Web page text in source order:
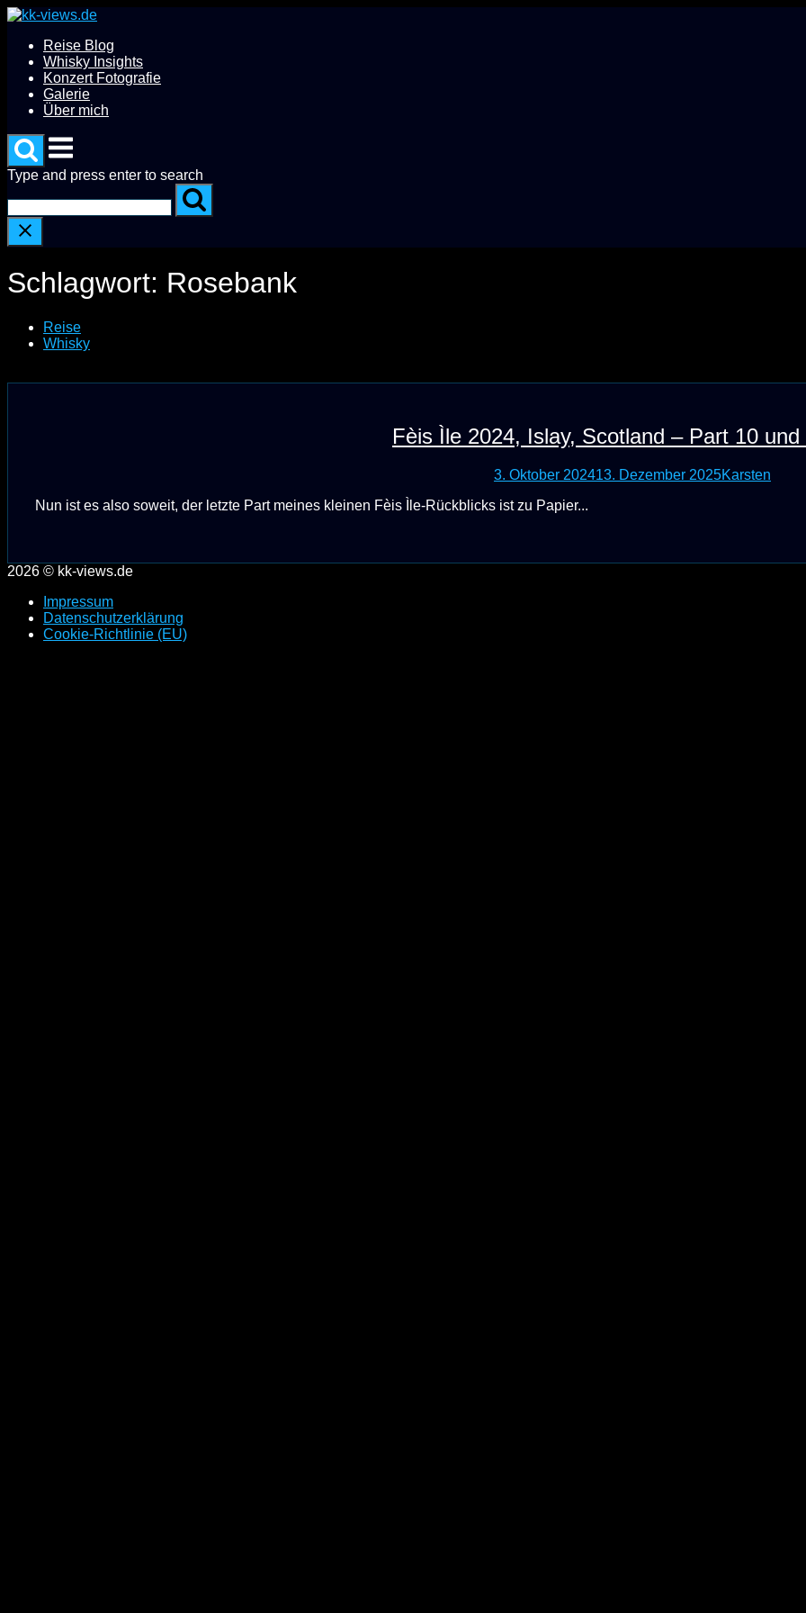
Skip
contentReise Blog
Whisky Insights
Konzert Fotografie
Galerie
Über mich
Menu
Type and press enter to search
Schlagwort: Rosebank
Reise
Whisky
Fèis Ìle 2024, Islay, Scotland – Part 10
3. Oktober 202413. Dezember 2025Karsten
Nun ist es also soweit, der letzte Part meines kleinen Fèis Ìle-Rückblicks ist zu Papier...
2026 © kk-views.de
Impressum
Datenschutzerklärung
Cookie-Richtlinie (EU)